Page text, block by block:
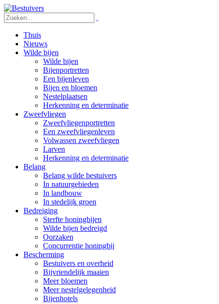
Thuis
Nieuws
Wilde bijen
Wilde bijen
Bijenportretten
Een bijenleven
Bijen en bloemen
Nestelplaatsen
Herkenning en determinatie
Zweefvliegen
Zweefvliegenportretten
Een zweefvliegenleven
Volwassen zweefvliegen
Larven
Herkenning en determinatie
Belang
Belang wilde bestuivers
In natuurgebieden
In landbouw
In stedelijk groen
Bedreiging
Sterfte honingbijen
Wilde bijen bedreigd
Oorzaken
Concurrentie honingbij
Bescherming
Bestuivers en overheid
Bijvriendelijk maaien
Meer bloemen
Meer nestelgelegenheid
Bijenhotels